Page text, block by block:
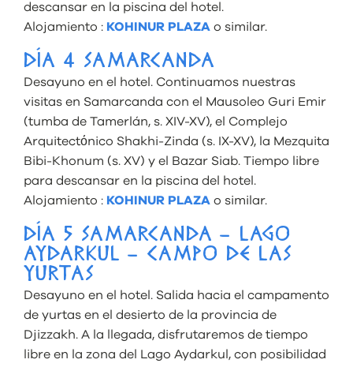
descansar en la piscina del hotel.
Alojamiento : KOHINUR PLAZA o similar.
DÍA 4 SAMARCANDA
Desayuno en el hotel. Continuamos nuestras
visitas en Samarcanda con el Mausoleo Guri Emir
(tumba de Tamerlán, s. XIV-XV), el Complejo
Arquitectόnico Shakhi-Zinda (s. IX-XV), la Mezquita
Bibi-Khonum (s. XV) y el Bazar Siab. Tiempo libre
para descansar en la piscina del hotel.
Alojamiento : KOHINUR PLAZA o similar.
DÍA 5 SAMARCANDA – LAGO
AYDARKUL – CAMPO DE LAS
YURTAS
Desayuno en el hotel. Salida hacia el campamento
de yurtas en el desierto de la provincia de
Djizzakh. A la llegada, disfrutaremos de tiempo
libre en la zona del Lago Aydarkul, con posibilidad